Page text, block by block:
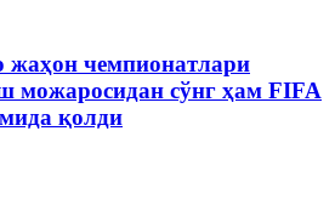
чемпионатлари
можаросидан сўнг ҳам FIFA
қолди